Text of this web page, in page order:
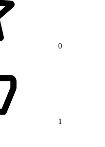
0
1